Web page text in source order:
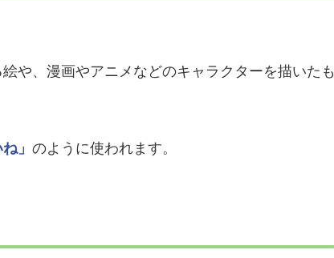
や、漫画やアニメなどのキャラクターを描いたも
」 のように使われます。